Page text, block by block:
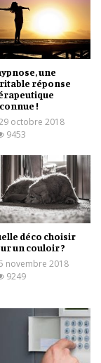
une
réponse
!
octobre 2018
9453
déco choisir
un couloir ?
novembre 2018
9249